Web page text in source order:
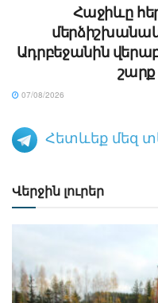
Հաջիևը
Ադրբեջանին
շարք
07/08/2026
Հետևեք մեզ
Վերջին լուրեր